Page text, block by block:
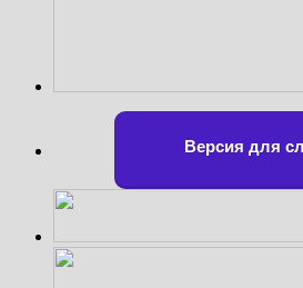
Версия для